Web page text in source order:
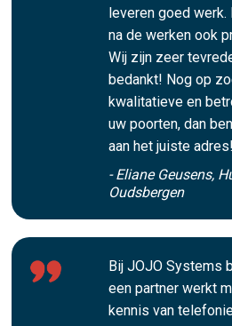
leveren goed
na de werken ook
Wij zijn zeer
bedankt! Nog op
kwalitatieve en
uw poorten, dan
aan het juiste
- Eliane Geusens,
Oudsbergen
Bij JOJO Systems
een partner werkt
kennis van